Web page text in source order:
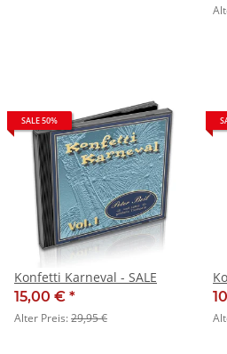
SALE 50%
Konfetti Karneval - SALE
15,00 € *
Alter Preis:29,95 €